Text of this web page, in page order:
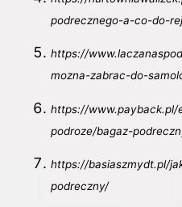
podrecznego-a-co-do-
https://
mozna-zabrac-do-
https://
podroze/bagaz-
https://basiaszmydt.pl/
podreczny/